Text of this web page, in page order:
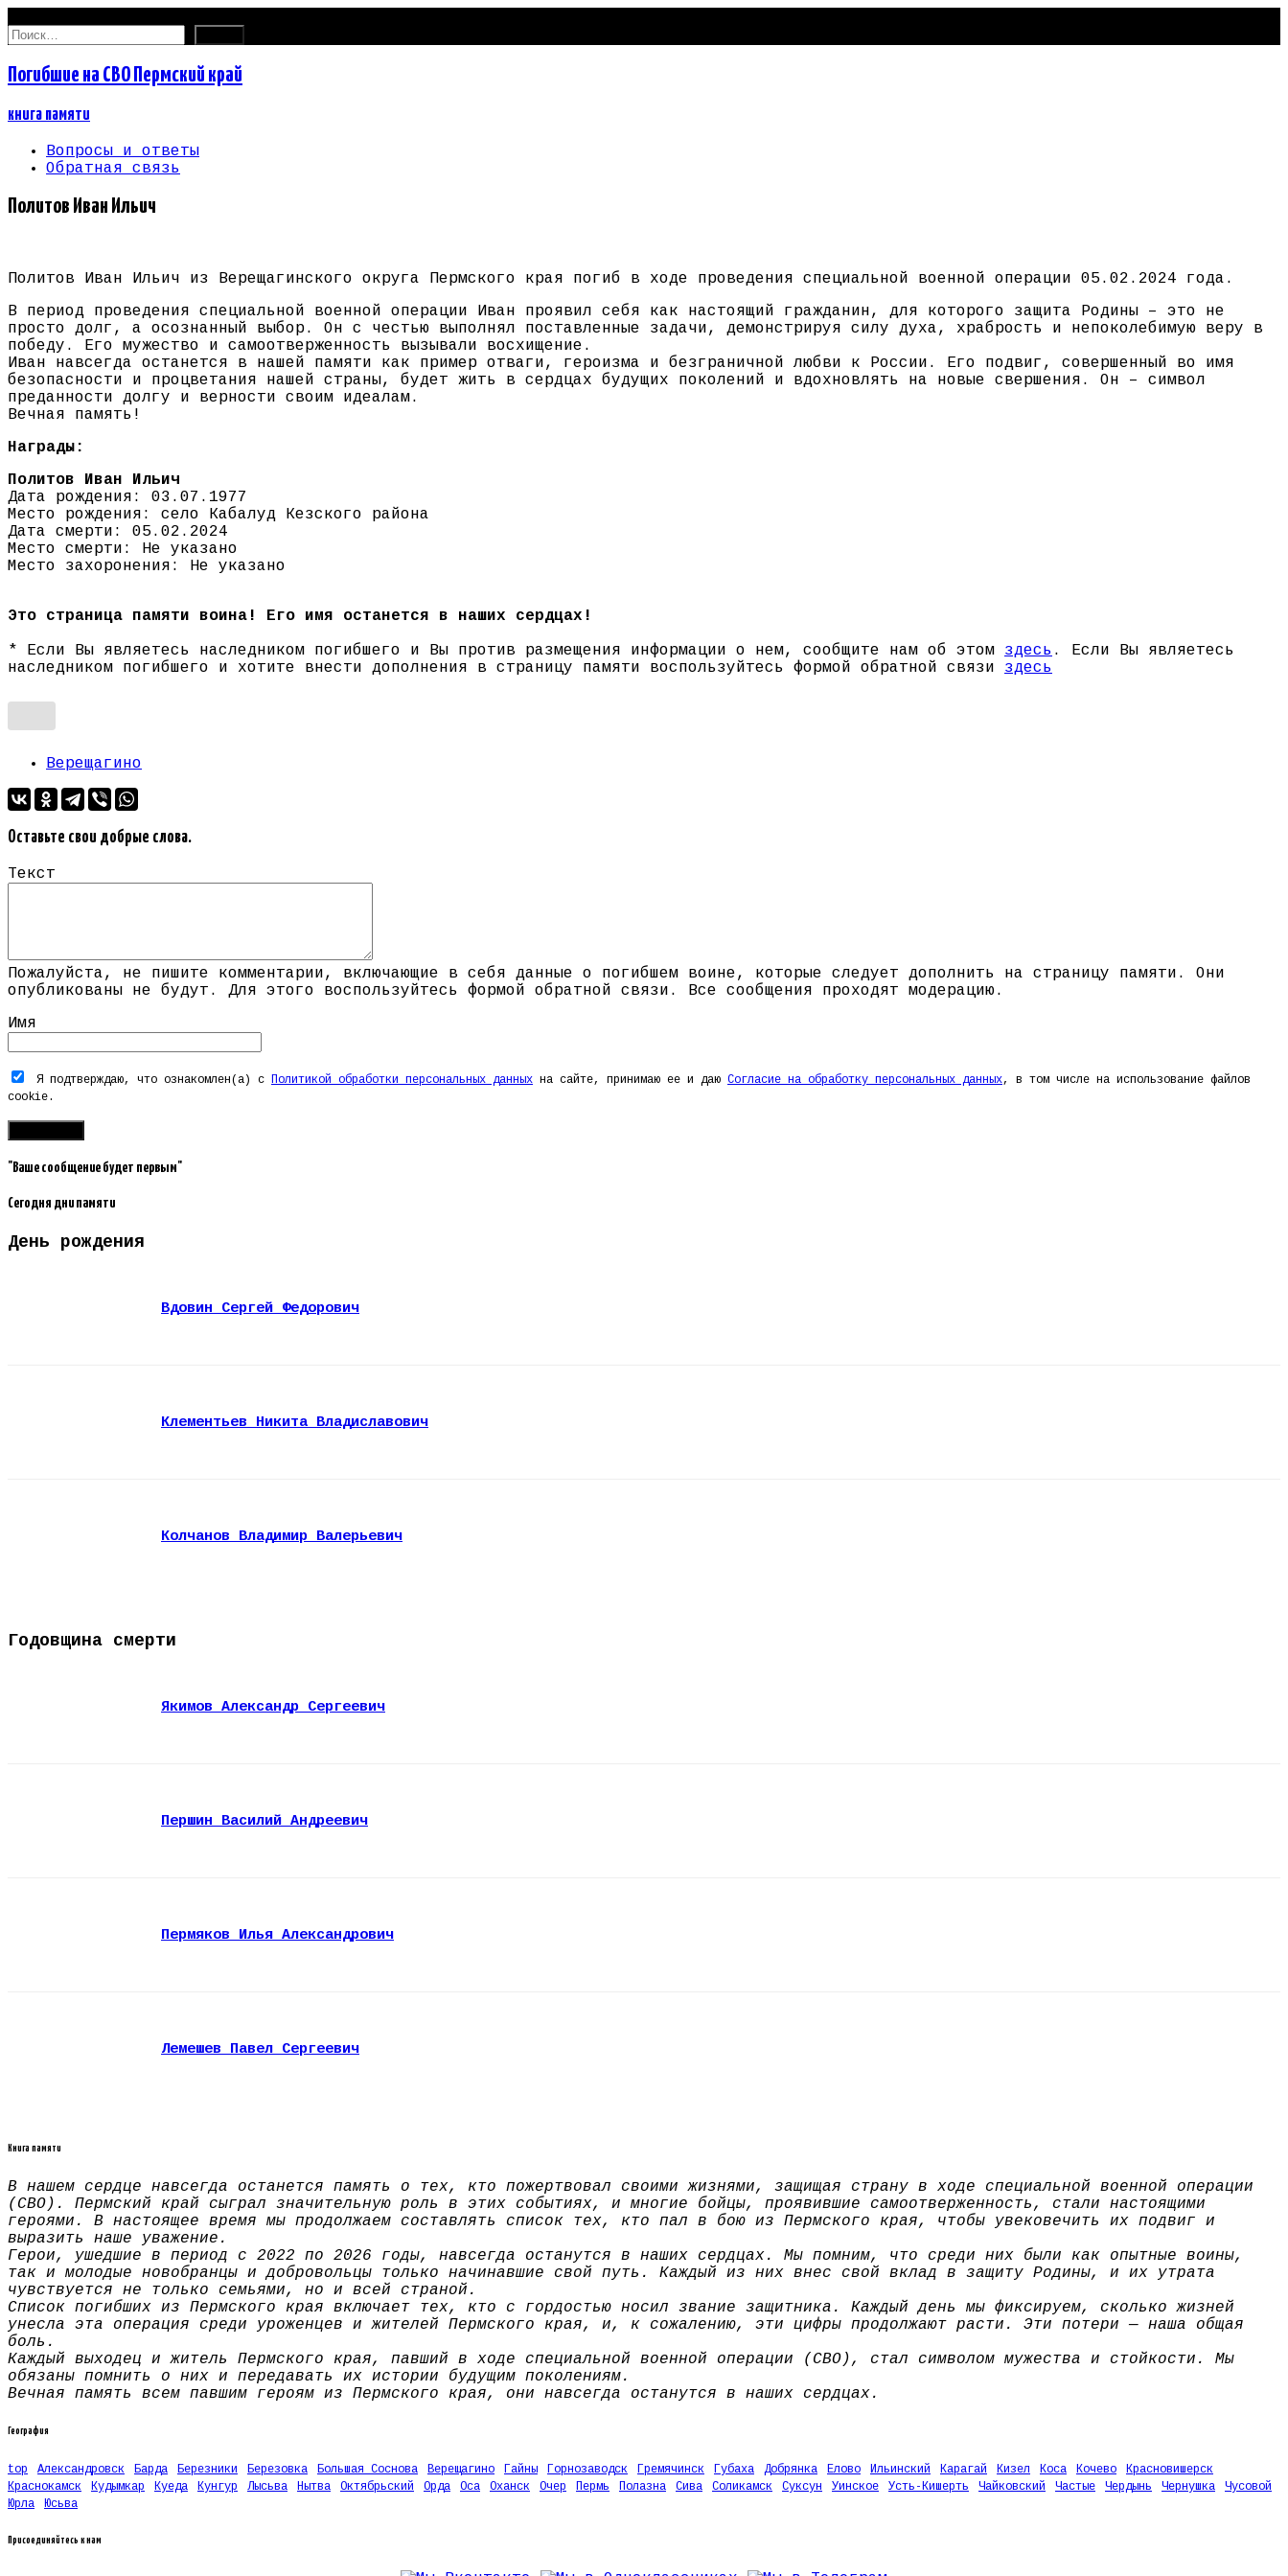
Найти:
Погибшие на СВО Пермский край
книга памяти
Вопросы и ответы
Обратная связь
Политов Иван Ильич
Политов Иван Ильич из Верещагинского округа Пермского края погиб в ходе проведения специальной военной операции 05.02.2024 года.
В период проведения специальной военной операции Иван проявил себя как настоящий гражданин, для которого защита Родины – это не
просто долг, а осознанный выбор. Он с честью выполнял поставленные задачи, демонстрируя силу духа, храбрость и непоколебимую веру в
победу. Его мужество и самоотверженность вызывали восхищение.
Иван навсегда останется в нашей памяти как пример отваги, героизма и безграничной любви к России. Его подвиг, совершенный во имя
безопасности и процветания нашей страны, будет жить в сердцах будущих поколений и вдохновлять на новые свершения. Он – символ
преданности долгу и верности своим идеалам.
Вечная память!
Награды:
Политов Иван Ильич
Дата рождения: 03.07.1977
Место рождения: село Кабалуд Кезского района
Дата смерти: 05.02.2024
Место смерти: Не указано
Место захоронения: Не указано
Это страница памяти воина! Его имя останется в наших сердцах!
* Если Вы являетесь наследником погибшего и Вы против размещения информации о нем, сообщите нам об этом здесь . Если Вы являетесь
наследником погибшего и хотите внести дополнения в страницу памяти воспользуйтесь формой обратной связи здесь
Верещагино
Оставьте свои добрые слова.
Текст
Пожалуйста, не пишите комментарии, включающие в себя данные о погибшем воине, которые следует дополнить на страницу памяти. Они
опубликованы не будут. Для этого воспользуйтесь формой обратной связи. Все сообщения проходят модерацию.
Имя
Я подтверждаю, что ознакомлен(а) с Политикой обработки персональных данных на сайте, принимаю ее и даю Согласие на обработку персональных данных, в том числе на использование файлов
cookie.
"Ваше сообщение будет первым"
Сегодня дни памяти
День рождения
Вдовин Сергей Федорович
Клементьев Никита Владиславович
Колчанов Владимир Валерьевич
Годовщина смерти
Якимов Александр Сергеевич
Першин Василий Андреевич
Пермяков Илья Александрович
Лемешев Павел Сергеевич
Книга памяти
В нашем сердце навсегда останется память о тех, кто пожертвовал своими жизнями, защищая страну в ходе специальной военной операции
(СВО). Пермский край сыграл значительную роль в этих событиях, и многие бойцы, проявившие самоотверженность, стали настоящими
героями. В настоящее время мы продолжаем составлять список тех, кто пал в бою из Пермского края, чтобы увековечить их подвиг и
выразить наше уважение.
Герои, ушедшие в период с 2022 по 2026 годы, навсегда останутся в наших сердцах. Мы помним, что среди них были как опытные воины,
так и молодые новобранцы и добровольцы только начинавшие свой путь. Каждый из них внес свой вклад в защиту Родины, и их утрата
чувствуется не только семьями, но и всей страной.
Список погибших из Пермского края включает тех, кто с гордостью носил звание защитника. Каждый день мы фиксируем, сколько жизней
унесла эта операция среди уроженцев и жителей Пермского края, и, к сожалению, эти цифры продолжают расти. Эти потери — наша общая
боль.
Каждый выходец и житель Пермского края, павший в ходе специальной военной операции (СВО), стал символом мужества и стойкости. Мы
обязаны помнить о них и передавать их истории будущим поколениям.
Вечная память всем павшим героям из Пермского края, они навсегда останутся в наших сердцах.
География
top Александровск Барда Березники Березовка Большая Соснова Верещагино Гайны Горнозаводск Гремячинск Губаха Добрянка Елово Ильинский Карагай Кизел Коса Кочево
Красновишерск
Краснокамск
Кудымкар Куеда Кунгур Лысьва Нытва Октябрьский Орда Оса Оханск Очер Пермь Полазна Сива Соликамск Суксун Уинское Усть-Кишерть Чайковский Частые Чердынь Чернушка
Чусовой
Юрла
Юсьва
Присоединяйтесь к нам